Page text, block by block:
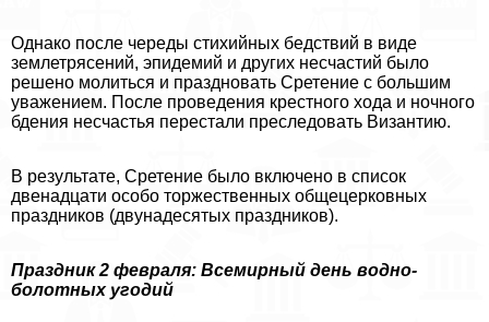
Однако после череды стихийных бедствий в виде
землетрясений, эпидемий и других несчастий было
решено молиться и праздновать Сретение с большим
уважением. После проведения крестного хода и ночного
бдения несчастья перестали преследовать Византию.
В результате, Сретение было включено в список
двенадцати особо торжественных общецерковных
праздников (двунадесятых праздников).
Праздник 2 февраля: Всемирный день водно-
болотных угодий